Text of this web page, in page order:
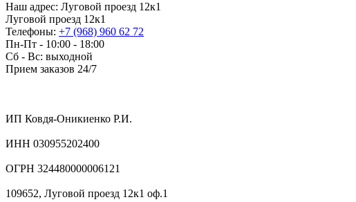
Наш адрес: Луговой проезд 12к1
Луговой проезд 12к1
Телефоны: +7 (968) 960 62 72
Пн-Пт - 10:00 - 18:00
Сб - Вс: выходной
Прием заказов 24/7
ИП Ковдя-Оникиенко Р.И.
ИНН 030955202400
ОГРН 324480000006121
109652, Луговой проезд 12к1 оф.1